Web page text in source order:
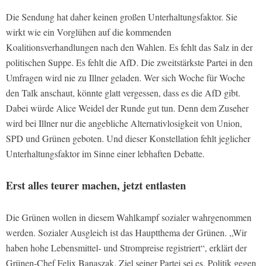
Die Sendung hat daher keinen großen Unterhaltungsfaktor. Sie
wirkt wie ein Vorglühen auf die kommenden
Koalitionsverhandlungen nach den Wahlen. Es fehlt das Salz in der
politischen Suppe. Es fehlt die AfD. Die zweitstärkste Partei in den
Umfragen wird nie zu Illner geladen. Wer sich Woche für Woche
den Talk anschaut, könnte glatt vergessen, dass es die AfD gibt.
Dabei würde Alice Weidel der Runde gut tun. Denn dem Zuseher
wird bei Illner nur die angebliche Alternativlosigkeit von Union,
SPD und Grünen geboten. Und dieser Konstellation fehlt jeglicher
Unterhaltungsfaktor im Sinne einer lebhaften Debatte.
Erst alles teurer machen, jetzt entlasten
Die Grünen wollen in diesem Wahlkampf sozialer wahrgenommen
werden. Sozialer Ausgleich ist das Hauptthema der Grünen. „Wir
haben hohe Lebensmittel- und Strompreise registriert“, erklärt der
Grünen-Chef Felix Banaszak. Ziel seiner Partei sei es, Politik gegen